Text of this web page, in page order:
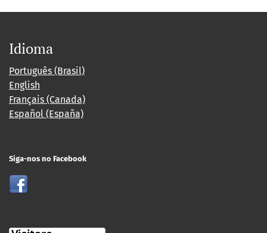
Idioma
Português (Brasil)
English
Français (Canada)
Español (España)
Siga-nos no Facebook